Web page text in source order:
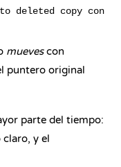
muevescon
puntero original
parte del tiempo:
y el